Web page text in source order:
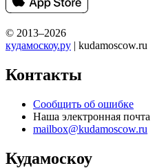
© 2013–2026
кудамоскоу.ру | kudamoscow.ru
Контакты
Сообщить об ошибке
Наша электронная почта
mailbox@kudamoscow.ru
Кудамоскоу